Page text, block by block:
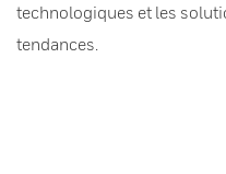
technologiques et les
tendances.